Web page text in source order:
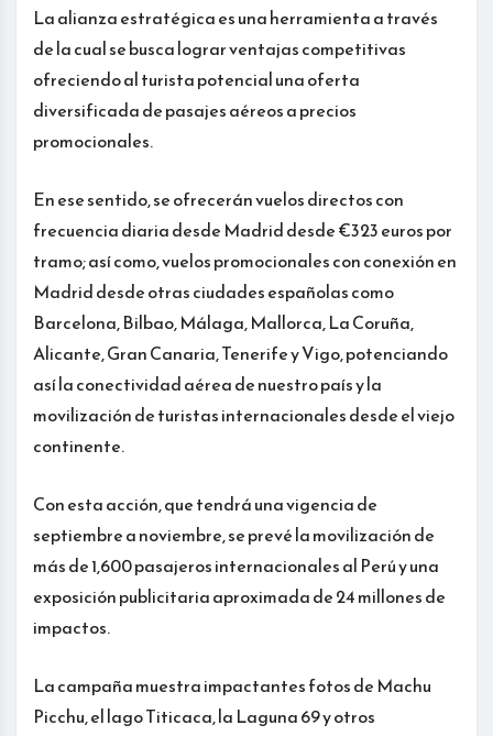
La alianza estratégica es una herramienta a través
de la cual se busca lograr ventajas competitivas
ofreciendo al turista potencial una oferta
diversificada de pasajes aéreos a precios
promocionales.
En ese sentido, se ofrecerán vuelos directos con
frecuencia diaria desde Madrid desde €323 euros por
tramo; así como, vuelos promocionales con conexión en
Madrid desde otras ciudades españolas como
Barcelona, Bilbao, Málaga, Mallorca, La Coruña,
Alicante, Gran Canaria, Tenerife y Vigo, potenciando
así la conectividad aérea de nuestro país y la
movilización de turistas internacionales desde el viejo
continente.
Con esta acción, que tendrá una vigencia de
septiembre a noviembre, se prevé la movilización de
más de 1,600 pasajeros internacionales al Perú y una
exposición publicitaria aproximada de 24 millones de
impactos.
La campaña muestra impactantes fotos de Machu
Picchu, el lago Titicaca, la Laguna 69 y otros